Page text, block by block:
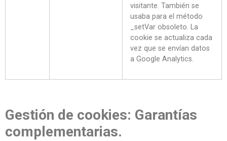
visitante. También se
usaba para el método
_setVar obsoleto. La
cookie se actualiza cada
vez que se envían datos
a Google Analytics.
Gestión de cookies: Garantías
complementarias.